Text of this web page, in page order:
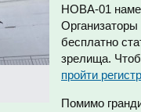
НОВА-01
бесплатно
зрелища.
пройти
Помимо